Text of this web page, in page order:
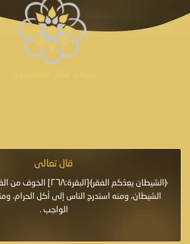
قال تعالى
﴿الشيطان يعِدُكم
الشيطان، ومنه استدرج الناس إلى أكل الحرام،
الواجب .